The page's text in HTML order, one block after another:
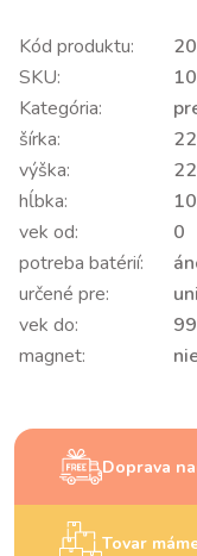
Kód produktu:
SKU:
Kategória:
šírka:
výška:
hĺbka:
vek od:
0
potreba batérií:
určené pre:
uni
vek do:
99
magnet:
Doprava
Tovar